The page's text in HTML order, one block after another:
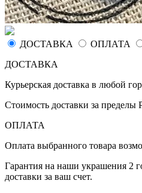
ДОСТАВКА ОПЛАТА
ДОСТАВКА
Курьерская доставка в любой
Стоимость доставки за
ОПЛАТА
Оплата выбранного товара
Гарантия на наши украшения 2
доставки за ваш счет.